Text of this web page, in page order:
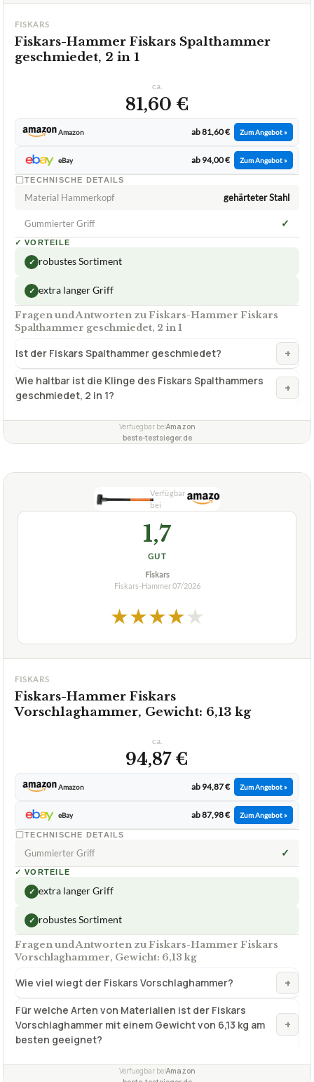
FISKARS
Fiskars-Hammer Fiskars Spalthammer
geschmiedet, 2 in 1
ca.
81,60 €
Amazon ab 81,60 € Zum Angebot »
eBay ab 94,00 € Zum Angebot »
TECHNISCHE DETAILS
Material Hammerkopf gehärteter Stahl
Gummierter Griff ✓
✓ VORTEILE
✓ robustes Sortiment
✓ extra langer Griff
Fragen und Antworten zu Fiskars-Hammer Fiskars
Spalthammer geschmiedet, 2 in 1
Ist der Fiskars Spalthammer geschmiedet? +
Wie haltbar ist die Klinge des Fiskars Spalthammers
geschmiedet, 2 in 1?
+
Verfuegbar beiAmazon
beste-testsieger.de
1,7
GUT
Fiskars
Fiskars-Hammer07/2026
★★★★★
FISKARS
Fiskars-Hammer Fiskars
Vorschlaghammer, Gewicht: 6,13 kg
ca.
94,87 €
Amazon ab 94,87 € Zum Angebot »
eBay ab 87,98 € Zum Angebot »
TECHNISCHE DETAILS
Gummierter Griff ✓
✓ VORTEILE
✓ extra langer Griff
✓ robustes Sortiment
Fragen und Antworten zu Fiskars-Hammer Fiskars
Vorschlaghammer, Gewicht: 6,13 kg
Wie viel wiegt der Fiskars Vorschlaghammer? +
Für welche Arten von Materialien ist der Fiskars
Vorschlaghammer mit einem Gewicht von 6,13 kg am
besten geeignet?
+
Verfuegbar beiAmazon